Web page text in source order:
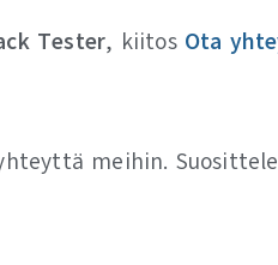
Tester, kiitos Ota
meihin.